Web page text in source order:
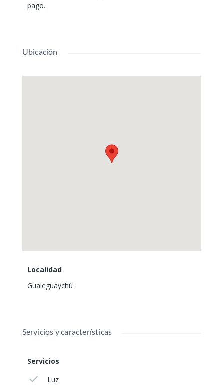
pago.
Ubicación
Localidad
Gualeguaychú
Servicios y características
Servicios
Luz